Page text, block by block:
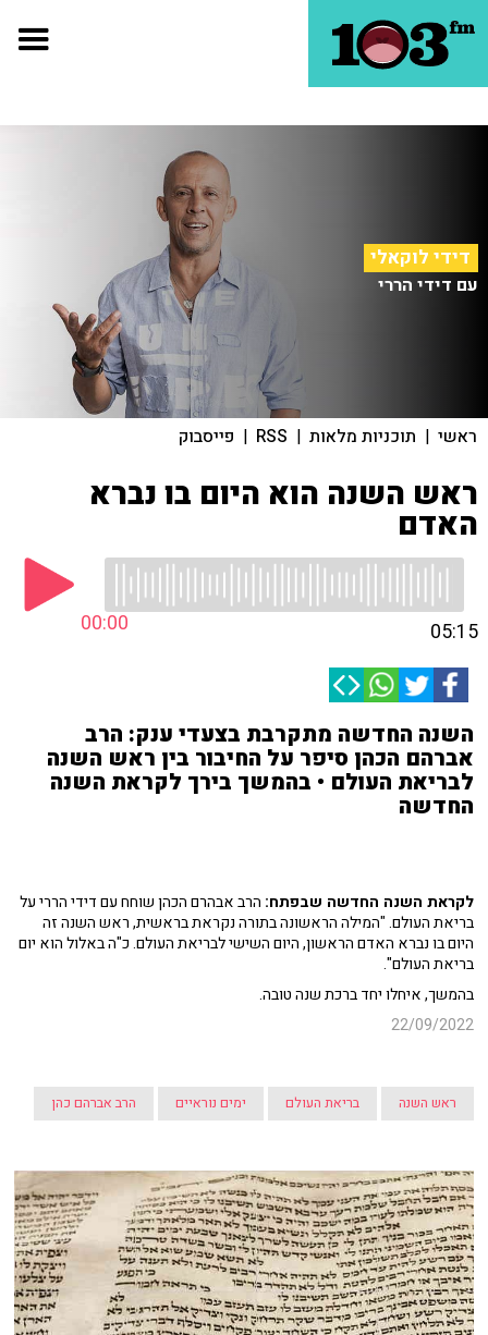
דידי לוקאלי
עם דידי הררי
ראשי | תוכניות מלאות |
RSS
| פייסבוק
ראש השנה הוא היום בו נברא
האדם
00:00 05:15
השנה החדשה מתקרבת בצעדי ענק: הרב
אברהם הכהן סיפר על החיבור בין ראש השנה
לבריאת העולם • בהמשך בירך לקראת השנה
החדשה
לקראת השנה החדשה שבפתח: הרב אבהרם הכהן שוחח עם דידי הררי על
בריאת העולם. "המילה הראשונה בתורה נקראת בראשית, ראש השנה זה
היום בו נברא האדם הראשון, היום השישי לבריאת העולם. כ"ה באלול הוא יום
בריאת העולם".
בהמשך, איחלו יחד ברכת שנה טובה.
22/09/2022
ראש השנה בריאת העולם ימים נוראיים הרב אברהם כהן